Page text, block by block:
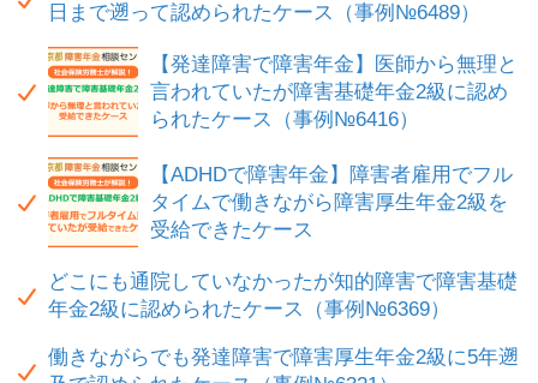
日まで遡って認められたケース（事例№6489）
【発達障害で障害年金】医師から無理と
言われていたが障害基礎年金2級に認め
られたケース（事例№6416）
【ADHDで障害年金】障害者雇用でフル
タイムで働きながら障害厚生年金2級を
受給できたケース
どこにも通院していなかったが知的障害で障害基礎
年金2級に認められたケース（事例№6369）
働きながらでも発達障害で障害厚生年金2級に5年遡